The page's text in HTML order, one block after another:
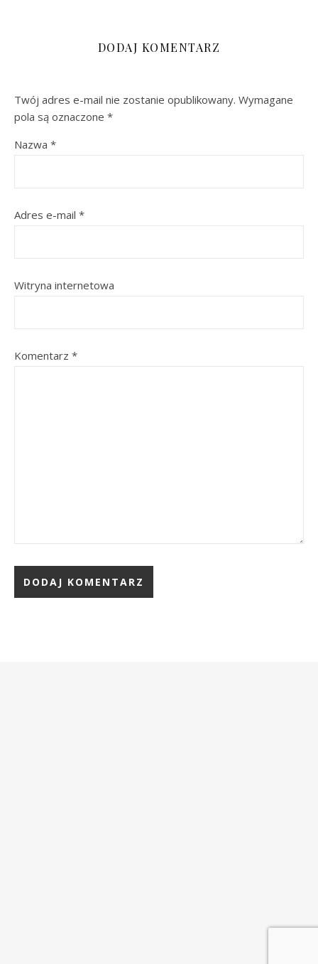
DODAJ KOMENTARZ
Twój adres e-mail nie zostanie opublikowany. Wymagane
pola są oznaczone *
Nazwa *
Adres e-mail *
Witryna internetowa
Komentarz *